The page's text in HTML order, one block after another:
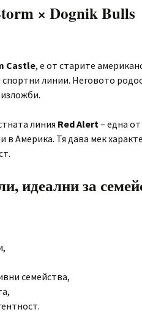
× Dognik Bulls
Castle, е от старите
линии. Неговото
линия Red Alert– една
Америка. Тя дава мек
идеални за
семейства,